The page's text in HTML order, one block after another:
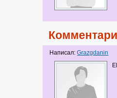
Написал:Grazgdanin